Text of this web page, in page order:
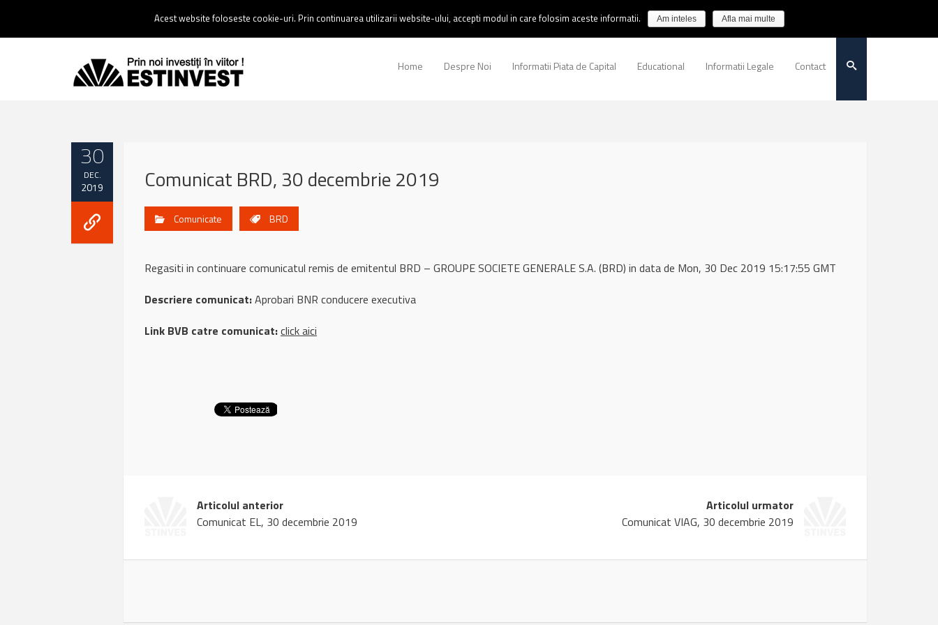
0237 238 900 |Email :contact@estinvest.ro
Home Despre Noi Informatii Piata de Capital Educational Informatii Legale Contact
30
DEC.
2019 Comunicat BRD, 30 decembrie 2019
Comunicate BRD
Regasiti in continuare comunicatul remis de emitentul BRD – GROUPE SOCIETE GENERALE S.A. (BRD) in data de Mon, 30 Dec 2019 15:17:55 GMT
Descriere comunicat:Aprobari BNR conducere executiva
Link BVB catre comunicat:click aici
Articolul anterior
Comunicat EL, 30 decembrie 2019
Articolul urmator
Comunicat VIAG, 30 decembrie 2019
Acest website foloseste cookie-uri. Prin continuarea utilizarii website-ului, accepti modul in care folosim aceste informatii. Am inteles Afla mai multe